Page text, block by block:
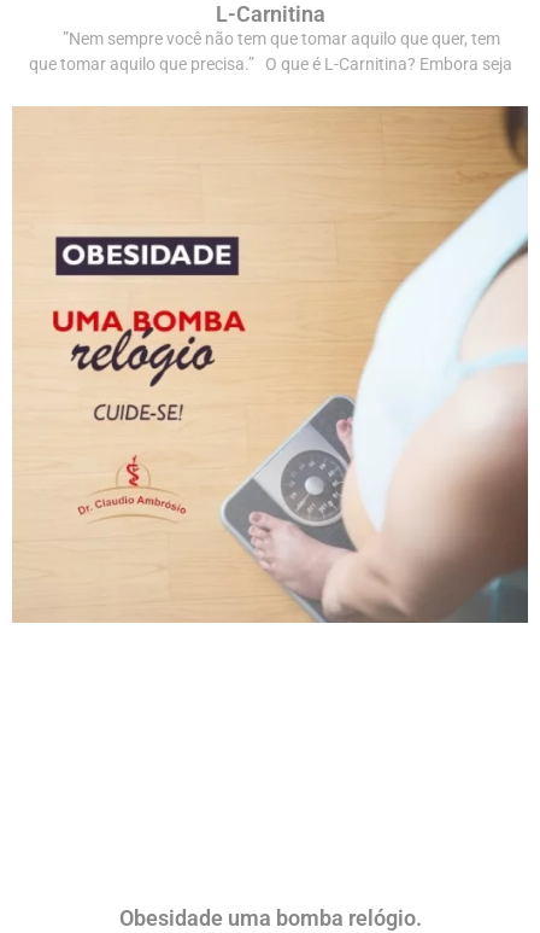
L-Carnitina
”Nem sempre você não tem que tomar aquilo que quer, tem
que tomar aquilo que precisa.” O que é L-Carnitina? Embora seja
Obesidade uma bomba relógio.